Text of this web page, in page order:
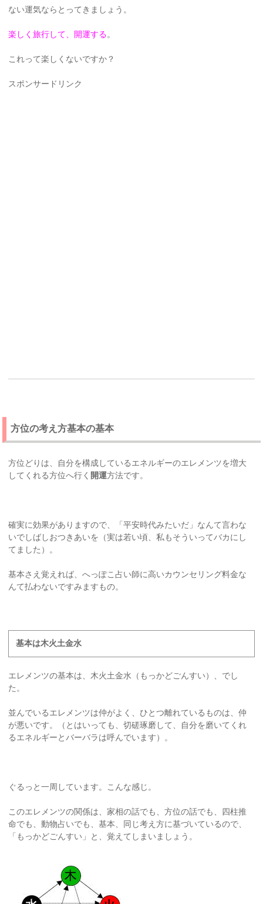
ない運気ならとってきましょう。
楽しく旅行して、開運する。
これって楽しくないですか？
スポンサードリンク
方位の考え方基本の基本
方位どりは、自分を構成しているエネルギーのエレメンツを増大
してくれる方位へ行く 開運方法です。
確実に効果がありますので、「平安時代みたいだ」なんて言わな
いでしばしおつきあいを（実は若い頃、私もそういってバカにし
てました）。
基本さえ覚えれば、へっぽこ占い師に高いカウンセリング料金な
んて払わないですみますもの。
基本は木火土金水
エレメンツの基本は、木火土金水（もっかどごんすい）、でし
た。
並んでいるエレメンツは仲がよく、ひとつ離れているものは、仲
が悪いです。（とはいっても、切磋琢磨して、自分を磨いてくれ
るエネルギーとバーバラは呼んでいます）。
ぐるっと一周しています。こんな感じ。
このエレメンツの関係は、家相の話でも、方位の話でも、四柱推
命でも、動物占いでも、基本、同じ考え方に基づいているので、
「もっかどごんすい」と、覚えてしまいましょう。